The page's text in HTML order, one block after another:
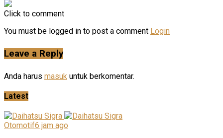
Click to comment
You must be logged in to post a comment Login
Leave a Reply
Anda harus masuk untuk berkomentar.
Latest
Otomotif6 jam ago